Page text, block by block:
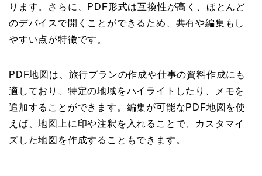
ります。さらに、PDF形式は互換性が高く、ほとんど
のデバイスで開くことができるため、共有や編集もし
やすい点が特徴です。
PDF地図は、旅行プランの作成や仕事の資料作成にも
適しており、特定の地域をハイライトしたり、メモを
追加することができます。編集が可能なPDF地図を使
えば、地図上に印や注釈を入れることで、カスタマイ
ズした地図を作成することもできます。